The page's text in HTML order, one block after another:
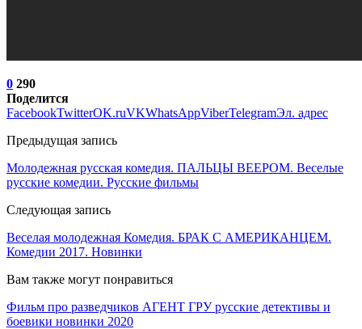
0 290
Поделится
FacebookTwitterOK.ruVKWhatsAppViberTelegramЭл. адрес
Предыдущая запись
Молодежная русская комедия. ПАЛЬЦЫ ВЕЕРОМ. Веселые
русские комедии. Русские фильмы
Следующая запись
Веселая молодежная Комедия. БРАК С АМЕРИКАНЦЕМ.
Комедии 2017. Новинки
Вам также могут понравиться
Фильм про разведчиков АГЕНТ ГРУ русские детективы и
боевики новинки 2020